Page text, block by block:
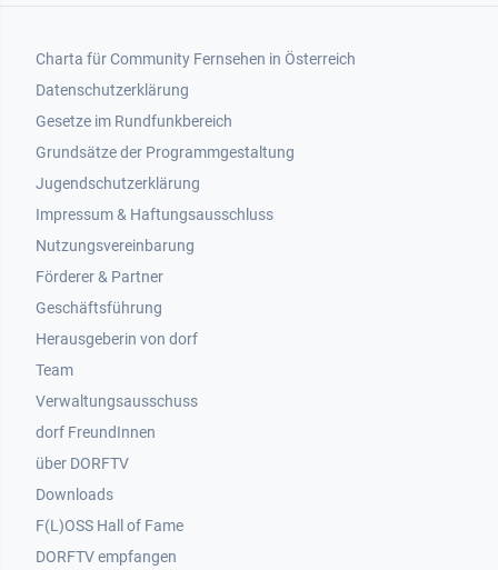
Footer 1
Charta für Community Fernsehen in Österreich
Datenschutzerklärung
Gesetze im Rundfunkbereich
Grundsätze der Programmgestaltung
Jugendschutzerklärung
Impressum & Haftungsausschluss
Nutzungsvereinbarung
Footer 2
Förderer & Partner
Geschäftsführung
Herausgeberin von dorf
Team
Verwaltungsausschuss
dorf FreundInnen
Footer 3
über DORFTV
Downloads
F(L)OSS Hall of Fame
Footer 4
DORFTV empfangen